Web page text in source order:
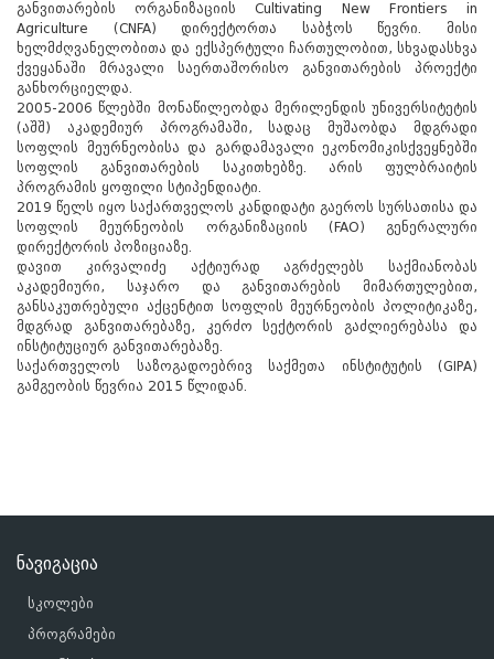
განვითარების ორგანიზაციის Cultivating New Frontiers in
Agriculture (CNFA) დირექტორთა საბჭოს წევრი. მისი
ხელმძღვანელობითა და ექსპერტული ჩართულობით, სხვადასხვა
ქვეყანაში მრავალი საერთაშორისო განვითარების პროექტი
განხორციელდა.
2005-2006 წლებში მონაწილეობდა მერილენდის უნივერსიტეტის
(აშშ) აკადემიურ პროგრამაში, სადაც მუშაობდა მდგრადი
სოფლის მეურნეობისა და გარდამავალი ეკონომიკისქვეყნებში
სოფლის განვითარების საკითხებზე. არის ფულბრაიტის
პროგრამის ყოფილი სტიპენდიატი.
2019 წელს იყო საქართველოს კანდიდატი გაეროს სურსათისა და
სოფლის მეურნეობის ორგანიზაციის (FAO) გენერალური
დირექტორის პოზიციაზე.
დავით კირვალიძე აქტიურად აგრძელებს საქმიანობას
აკადემიური, საჯარო და განვითარების მიმართულებით,
განსაკუთრებული აქცენტით სოფლის მეურნეობის პოლიტიკაზე,
მდგრად განვითარებაზე, კერძო სექტორის გაძლიერებასა და
ინსტიტუციურ განვითარებაზე.
საქართველოს საზოგადოებრივ საქმეთა ინსტიტუტის (GIPA)
გამგეობის წევრია 2015 წლიდან.
ნავიგაცია
სკოლები
პროგრამები